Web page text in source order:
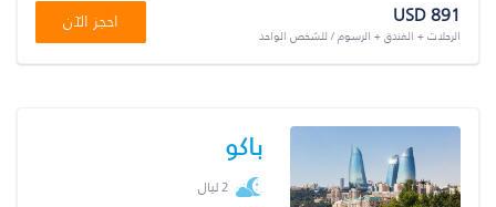
USD 891
الرحلات + الفندق + الرسوم / للشخص الواحد
احجز الآن
باكو
2 ليال